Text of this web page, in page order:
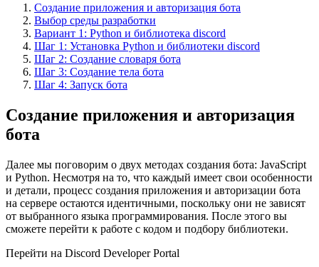
Создание приложения и авторизация бота
Выбор среды разработки
Вариант 1: Python и библиотека discord
Шаг 1: Установка Python и библиотеки discord
Шаг 2: Создание словаря бота
Шаг 3: Создание тела бота
Шаг 4: Запуск бота
Создание приложения и авторизация
бота
Далее мы поговорим о двух методах создания бота: JavaScript
и Python. Несмотря на то, что каждый имеет свои особенности
и детали, процесс создания приложения и авторизации бота
на сервере остаются идентичными, поскольку они не зависят
от выбранного языка программирования. После этого вы
сможете перейти к работе с кодом и подбору библиотеки.
Перейти на Discord Developer Portal